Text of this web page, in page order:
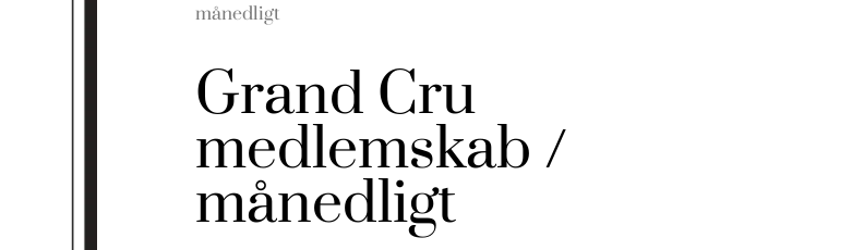
månedligt
Grand Cru
medlemskab /
månedligt